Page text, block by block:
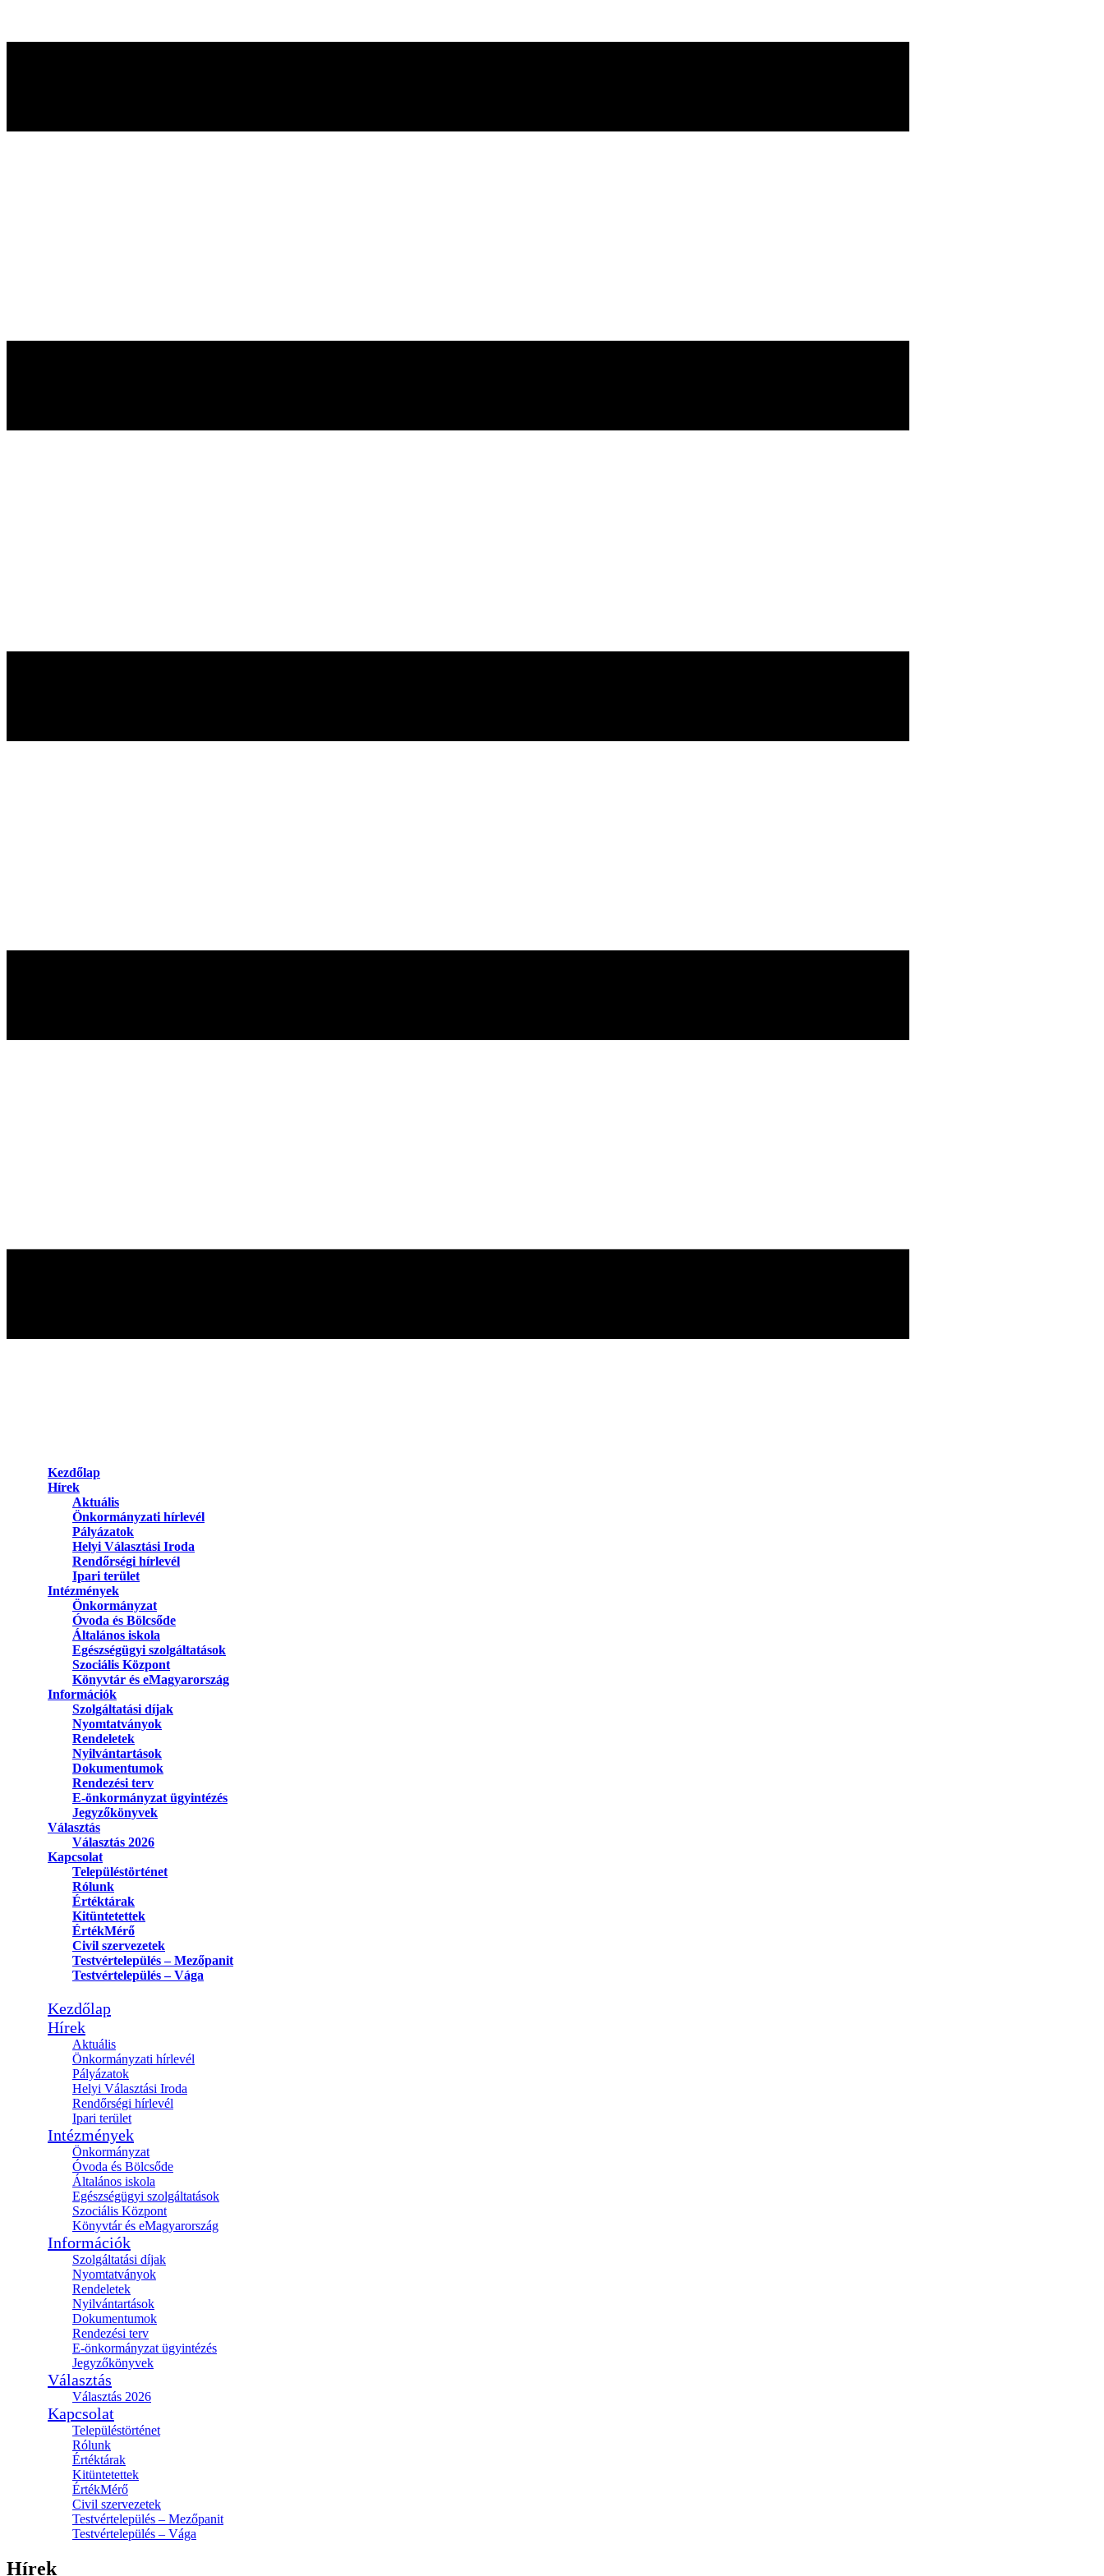
Kezdőlap
Hírek
Aktuális
Önkormányzati hírlevél
Pályázatok
Helyi Választási Iroda
Rendőrségi hírlevél
Ipari terület
Intézmények
Önkormányzat
Óvoda és Bölcsőde
Általános iskola
Egészségügyi szolgáltatások
Szociális Központ
Könyvtár és eMagyarország
Információk
Szolgáltatási díjak
Nyomtatványok
Rendeletek
Nyilvántartások
Dokumentumok
Rendezési terv
E-önkormányzat ügyintézés
Jegyzőkönyvek
Választás
Választás 2026
Kapcsolat
Településtörténet
Rólunk
Értéktárak
Kitüntetettek
ÉrtékMérő
Civil szervezetek
Testvértelepülés – Mezőpanit
Testvértelepülés – Vága
Kezdőlap
Hírek
Aktuális
Önkormányzati hírlevél
Pályázatok
Helyi Választási Iroda
Rendőrségi hírlevél
Ipari terület
Intézmények
Önkormányzat
Óvoda és Bölcsőde
Általános iskola
Egészségügyi szolgáltatások
Szociális Központ
Könyvtár és eMagyarország
Információk
Szolgáltatási díjak
Nyomtatványok
Rendeletek
Nyilvántartások
Dokumentumok
Rendezési terv
E-önkormányzat ügyintézés
Jegyzőkönyvek
Választás
Választás 2026
Kapcsolat
Településtörténet
Rólunk
Értéktárak
Kitüntetettek
ÉrtékMérő
Civil szervezetek
Testvértelepülés – Mezőpanit
Testvértelepülés – Vága
Hírek